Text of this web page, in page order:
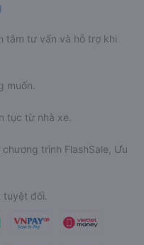
tâm tư vấn và hỗ trợ khi
muốn.
tục từ nhà xe.
trình FlashSale, Ưu
đối.